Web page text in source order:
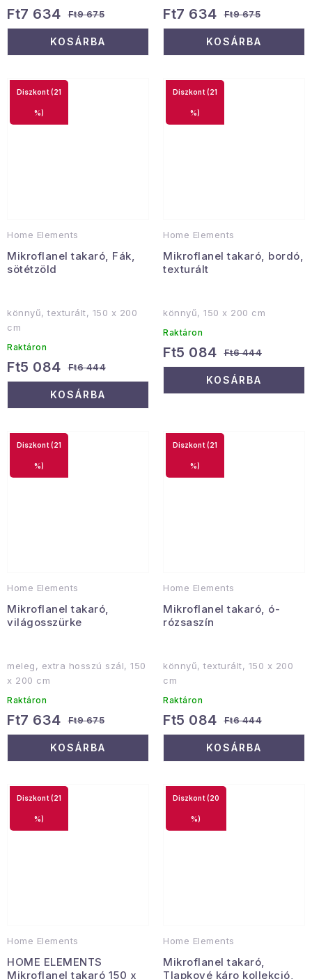
Ft7 634 Ft9 675
KOSÁRBA
Ft7 634 Ft9 675
KOSÁRBA
Home Elements
Mikroflanel takaró, Fák,
sötétzöld
(21
%)
könnyű, texturált, 150 x 200
cm
Raktáron
Ft5 084 Ft6 444
KOSÁRBA
Home Elements
Mikroflanel takaró, bordó,
texturált
(21
%)
könnyű, 150 x 200 cm
Raktáron
Ft5 084 Ft6 444
KOSÁRBA
Home Elements
Mikroflanel takaró,
világosszürke
(21
%)
meleg, extra hosszú szál, 150
x 200 cm
Raktáron
Ft7 634 Ft9 675
KOSÁRBA
Home Elements
Mikroflanel takaró, ó-
rózsaszín
(21
%)
könnyű, texturált, 150 x 200
cm
Raktáron
Ft5 084 Ft6 444
KOSÁRBA
Home Elements
HOME ELEMENTS
Mikroflanel takaró 150 x
(21
%)
Home Elements
Mikroflanel takaró,
Tlapkové káro kollekció,
(20
%)